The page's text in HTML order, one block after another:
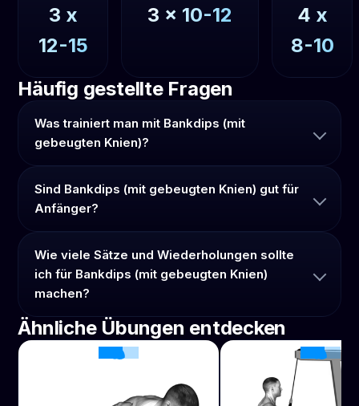
3 x
12-15
3 x 10-12 4 x
8-10
Häufig gestellte Fragen
Was trainiert man mit Bankdips (mit
gebeugten Knien)?
Sind Bankdips (mit gebeugten Knien) gut für
Anfänger?
Wie viele Sätze und Wiederholungen sollte
ich für Bankdips (mit gebeugten Knien)
machen?
Ähnliche Übungen entdecken